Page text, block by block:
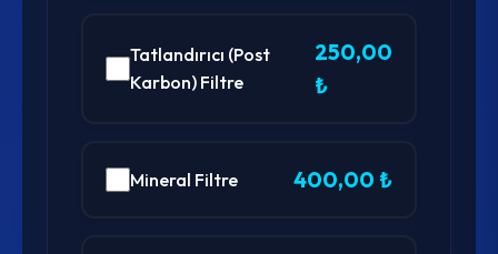
Tatlandırıcı (Post
Karbon) Filtre
250,00
₺
Mineral Filtre 400,00 ₺